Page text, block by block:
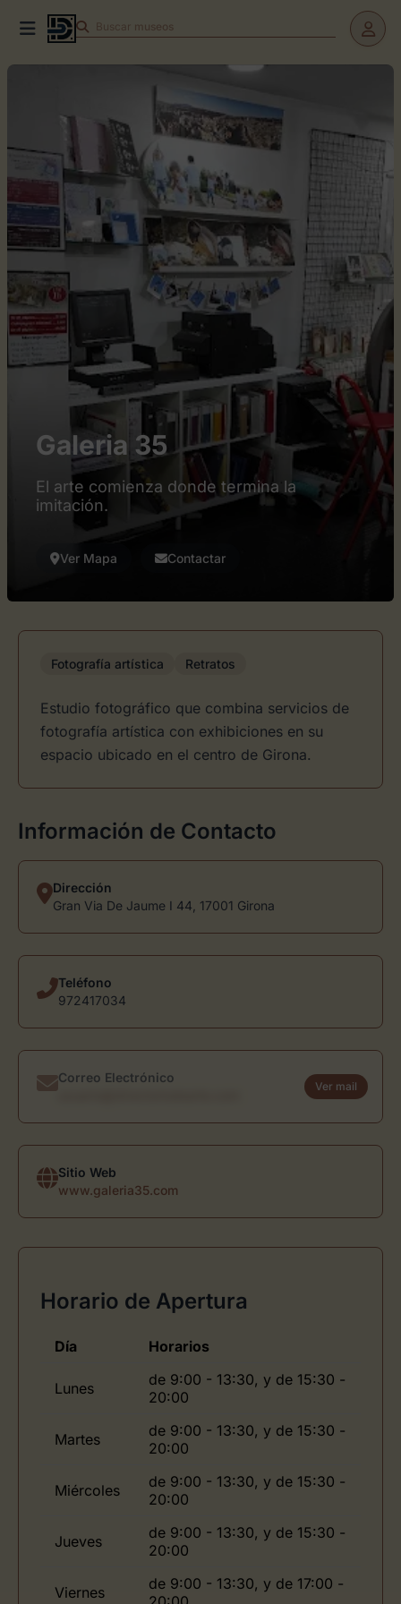
Buscar teatros
Galeria 35
El arte comienza donde termina la
imitación.
Ver Mapa Contactar
Fotografía artística Retratos
Estudio fotográfico que combina servicios de
fotografía artística con exhibiciones en su
espacio ubicado en el centro de Girona.
Información de Contacto
Dirección
Gran Via De Jaume I 44, 17001 Girona
Teléfono
972417034
Correo Electrónico
Ver mail
Sitio Web
www.galeria35.com
Horario de Apertura
Día Horarios
Lunes
de 9:00 - 13:30, y de 15:30 -
20:00
Martes
de 9:00 - 13:30, y de 15:30 -
20:00
Miércoles
de 9:00 - 13:30, y de 15:30 -
20:00
Jueves
de 9:00 - 13:30, y de 15:30 -
20:00
Viernes
de 9:00 - 13:30, y de 17:00 -